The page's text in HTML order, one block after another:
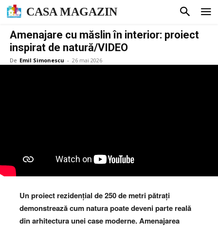
CASA MAGAZIN
Amenajare cu măslin în interior: proiect
inspirat de natură/VIDEO
De Emil Simonescu - 26 mai 2026
Un proiect rezidențial de 250 de metri pătrați
demonstrează cum natura poate deveni parte reală
din arhitectura unei case moderne. Amenajarea